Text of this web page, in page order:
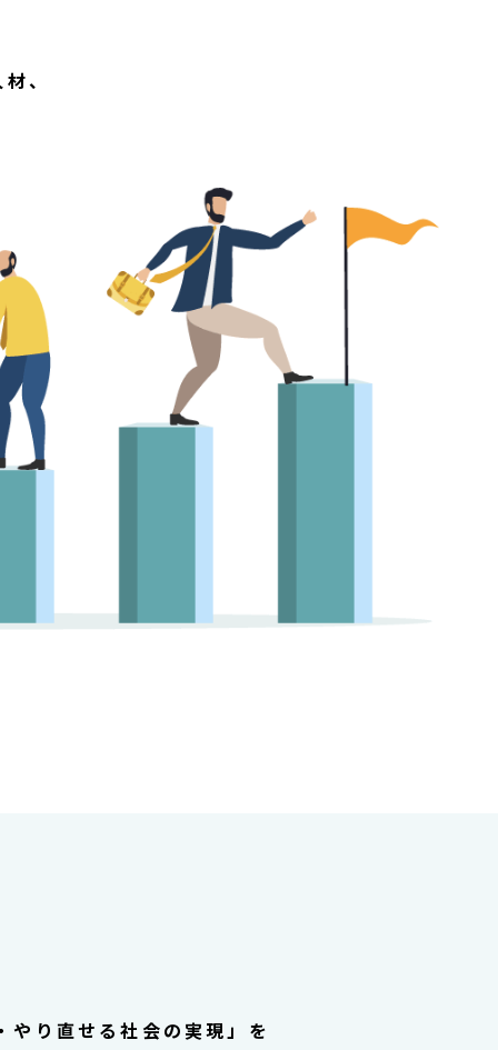
、
やり直せる社会の実現」を